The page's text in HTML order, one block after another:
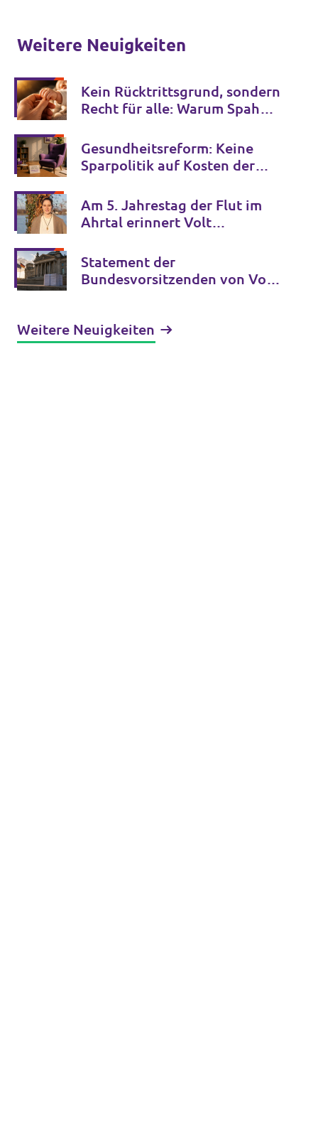
Weitere Neuigkeiten
Kein Rücktrittsgrund, sondern
Recht für alle: Warum Spahns
bleiben darf
Gesundheitsreform: Keine
Sparpolitik auf Kosten der
Am 5. Jahrestag der Flut im
Ahrtal erinnert Volt
Klimakrise und fordert
entschlossenes Handeln
Statement der
Bundesvorsitzenden von Volt
Weitere Neuigkeiten